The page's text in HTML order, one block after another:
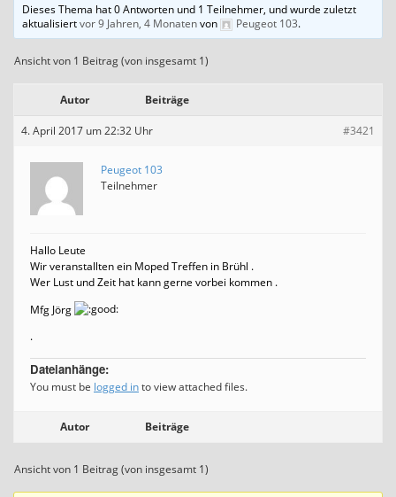
Dieses Thema hat 0 Antworten und 1 Teilnehmer, und wurde zuletzt
aktualisiertvor 9 Jahren, 4 Monatenvon Peugeot 103.
Ansicht von 1 Beitrag (von insgesamt 1)
Autor Beiträge
4. April 2017 um 22:32 Uhr #3421
Peugeot 103
Teilnehmer
Hallo Leute
Wir veranstallten ein Moped Treffen in Brühl .
Wer Lust und Zeit hat kann gerne vorbei kommen .
Mfg Jörg
.
Dateianhänge:
You must be logged into view attached files.
Autor Beiträge
Ansicht von 1 Beitrag (von insgesamt 1)